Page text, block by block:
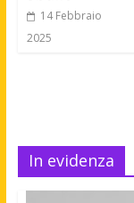
14 Febbraio
2025
In evidenza